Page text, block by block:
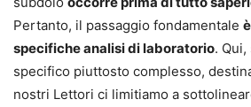
Pertanto, il passaggio fondamentale
specifiche analisi di laboratorio.
specifico piuttosto complesso,
nostri Lettori ci limitiamo a